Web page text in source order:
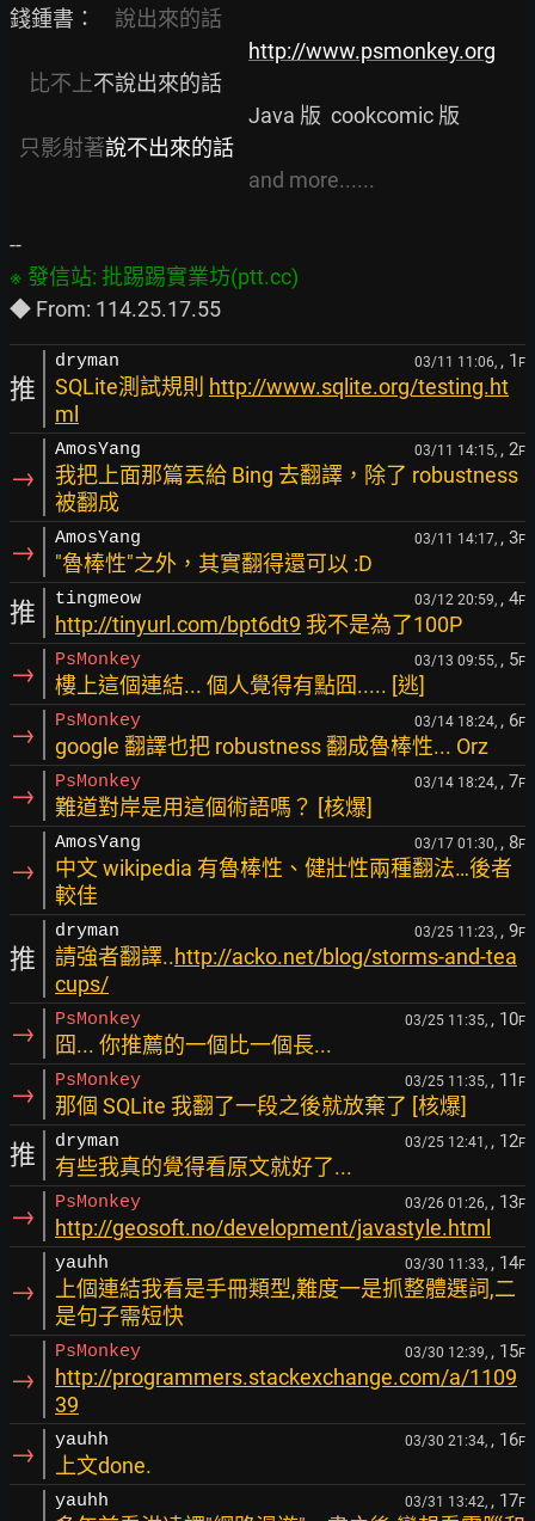
錢鍾書： 說出來的話
http://www.psmonkey.org
比不上不說出來的話
只影射著說不出來的話
and more......
推
dryman 03/11 11:06, , 1 F
SQLite測試規則 http://www.sqlite.org/testing.ht
ml
→
AmosYang 03/11 14:15, , 2F
我把上面那篇丟給 Bing 去翻譯，除了 robustness
被翻成
→ AmosYang 03/11 14:17, , 3F
"魯棒性"之外，其實翻得還可以 :D
推 tingmeow 03/12 20:59, , 4F
http://tinyurl.com/bpt6dt9 我不是為了100P
→ PsMonkey 03/13 09:55, , 5F
樓上這個連結... 個人覺得有點囧..... [逃]
→ PsMonkey 03/14 18:24, , 6F
google 翻譯也把 robustness 翻成魯棒性... Orz
→ PsMonkey 03/14 18:24, , 7F
難道對岸是用這個術語嗎？ [核爆]
→
AmosYang 03/17 01:30, , 8F
中文 wikipedia 有魯棒性、健壯性兩種翻法…後者
較佳
推
dryman 03/25 11:23, , 9F
請強者翻譯..http://acko.net/blog/storms-and-tea
cups/
→ PsMonkey 03/25 11:35, , 10F
囧... 你推薦的一個比一個長...
→ PsMonkey 03/25 11:35, , 11 F
那個 SQLite 我翻了一段之後就放棄了 [核爆]
推 dryman 03/25 12:41, , 12F
有些我真的覺得看原文就好了...
→ PsMonkey 03/26 01:26, , 13F
http://geosoft.no/development/javastyle.html
→
yauhh 03/30 11:33, , 14F
上個連結我看是手冊類型,難度一是抓整體選詞,二
是句子需短快
→
PsMonkey 03/30 12:39, , 15F
http://programmers.stackexchange.com/a/1109
39
→ yauhh 03/30 21:34, , 16F
上文done.
yauhh 03/31 13:42, , 17F